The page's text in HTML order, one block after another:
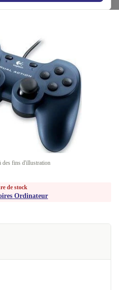
des fins d'illustration
de stock
Ordinateur